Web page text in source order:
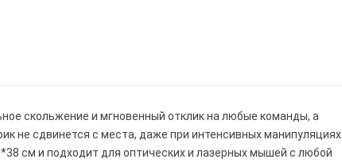
скольжение и мгновенный отклик на любые команды, а
не сдвинется с места, даже при интенсивных манипуляциях.
см и подходит для оптических и лазерных мышей с любой